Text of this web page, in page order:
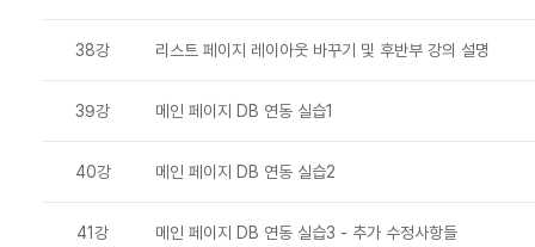
38강 리스트 페이지 레이아웃 바꾸기 및 후반부 강의 설명
39강 메인 페이지 DB 연동 실습1
40강 메인 페이지 DB 연동 실습2
41강 메인 페이지 DB 연동 실습3 - 추가 수정사항들